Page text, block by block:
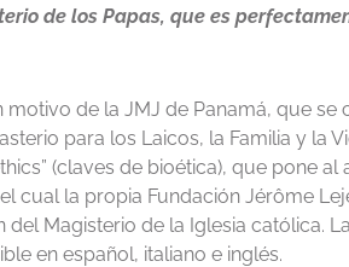
de los Papas, que es
motivo de la JMJ de Panamá, que se
para los Laicos, la Familia y la
(claves de bioética), que pone
cual la propia Fundación Jérôme
Magisterio de la Iglesia católica.
en español, italiano e inglés.